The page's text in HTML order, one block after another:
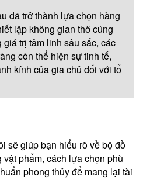
đã trở thành lựa chọn hàng
lập không gian thờ cúng
trị tâm linh sâu sắc, các
còn thể hiện sự tinh tế,
kính của gia chủ đối với tổ
sẽ giúp bạn hiểu rõ về bộ đồ
phẩm, cách lựa chọn phù
phong thủy để mang lại tài